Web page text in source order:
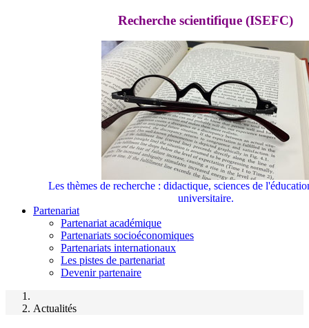
Recherche scientifique (ISEFC)
Les thèmes de recherche : didactique, sciences de
universitaire.
Partenariat
Partenariat académique
Partenariats socioéconomiques
Partenariats internationaux
Les pistes de partenariat
Devenir partenaire
Actualités